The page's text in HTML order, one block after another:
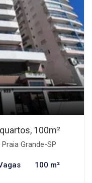
100m²
Grande-SP
100 m²